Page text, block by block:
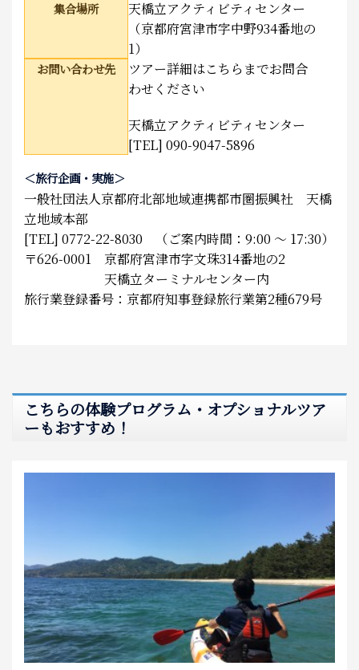
集合場所
天橋立アクティビティセンター
（京都府宮津市字中野934番地の
1）
お問い合わせ先
ツアー詳細はこちらまでお問合
わせください
天橋立アクティビティセンター
[TEL] 090-9047-5896
＜旅行企画・実施＞
一般社団法人京都府北部地域連携都市圏振興社 天橋
立地域本部
[TEL] 0772-22-8030 （ご案内時間：9:00 ～ 17:30）
〒626-0001 京都府宮津市字文珠314番地の2
天橋立ターミナルセンター内
旅行業登録番号：京都府知事登録旅行業第2種679号
こちらの体験プログラム・オプショナルツア
ーもおすすめ！